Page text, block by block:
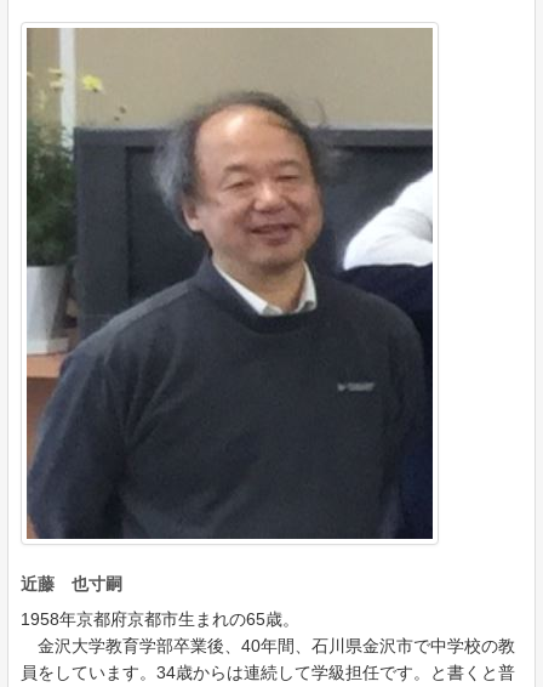
近藤 也寸嗣
1958年京都府京都市生まれの65歳。
金沢大学教育学部卒業後、40年間、石川県金沢市で中学校の教
員をしています。34歳からは連続して学級担任です。と書くと普